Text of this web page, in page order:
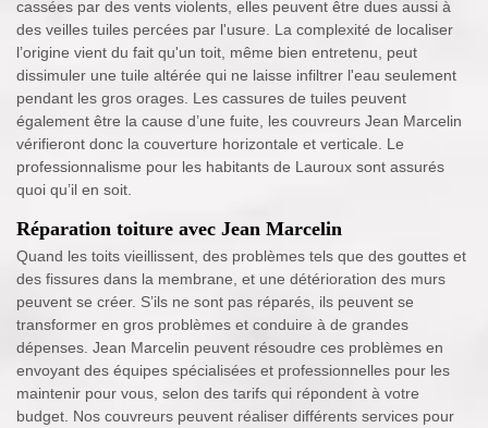
cassées par des vents violents, elles peuvent être dues aussi à
des veilles tuiles percées par l'usure. La complexité de localiser
l’origine vient du fait qu'un toit, même bien entretenu, peut
dissimuler une tuile altérée qui ne laisse infiltrer l'eau seulement
pendant les gros orages. Les cassures de tuiles peuvent
également être la cause d’une fuite, les couvreurs Jean Marcelin
vérifieront donc la couverture horizontale et verticale. Le
professionnalisme pour les habitants de Lauroux sont assurés
quoi qu’il en soit.
Réparation toiture avec Jean Marcelin
Quand les toits vieillissent, des problèmes tels que des gouttes et
des fissures dans la membrane, et une détérioration des murs
peuvent se créer. S’ils ne sont pas réparés, ils peuvent se
transformer en gros problèmes et conduire à de grandes
dépenses. Jean Marcelin peuvent résoudre ces problèmes en
envoyant des équipes spécialisées et professionnelles pour les
maintenir pour vous, selon des tarifs qui répondent à votre
budget. Nos couvreurs peuvent réaliser différents services pour